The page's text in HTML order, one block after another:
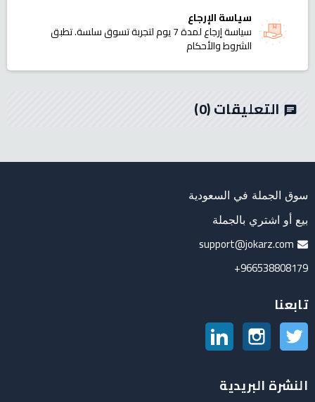
سياسة الإرجاع
سياسة إرجاع لمدة 7 يوم لتجربة تسوق سلسة. تطبق
الشروط والأحكام
chat التعليقات(0)
سوق الجملة في السعودية
بيع أو اشتري بالجملة
support@jokarz.com
966538808179+
تابعنا
تويتر انستغرام
النشرة البريدية